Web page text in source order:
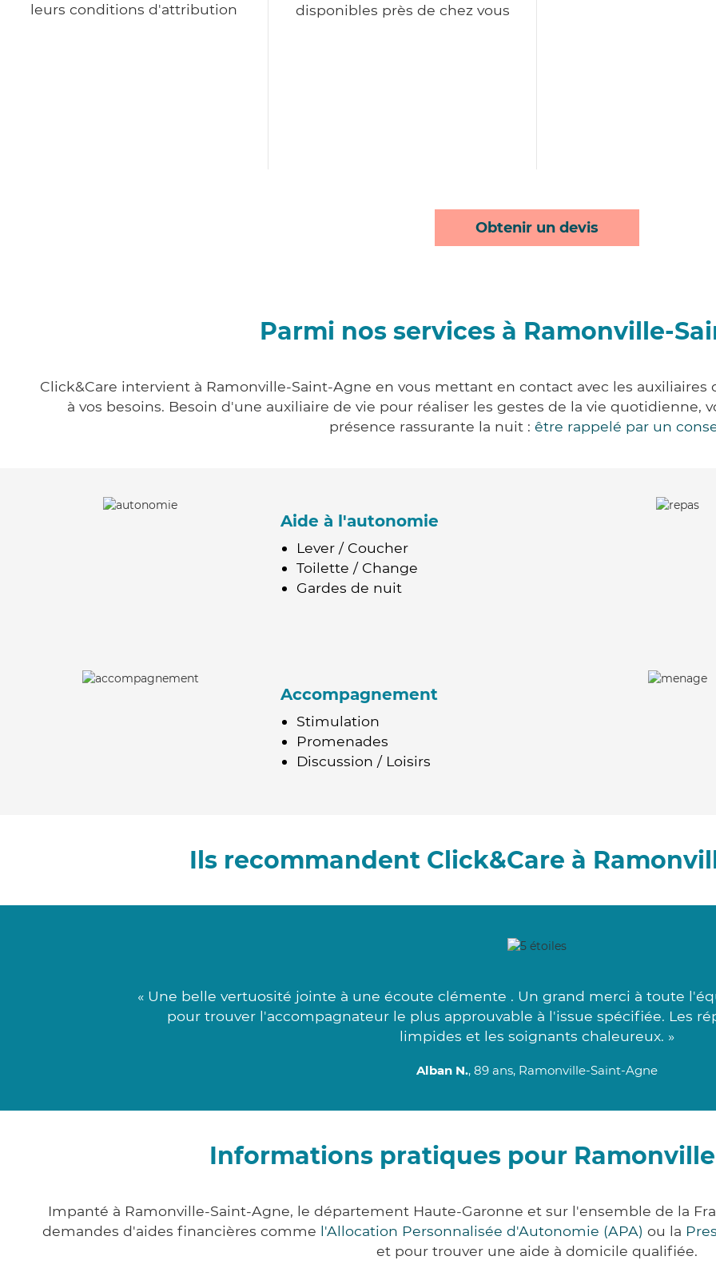
leurs conditions d'attribution
disponibles près de chez vous
Obtenir un devis
Parmi nos services à Ramonville-
Click&Care intervient à Ramonville-Saint-Agne en vous mettant en contact avec les
à vos besoins. Besoin d'une auxiliaire de vie pour réaliser les gestes de la vie
présence rassurante la nuit : être rappelé par un
Aide à l'autonomie
Lever / Coucher
Toilette / Change
Gardes de nuit
Accompagnement
Stimulation
Promenades
Discussion / Loisirs
Ils recommandent Click&Care à
« Une belle vertuosité jointe à une écoute clémente . Un grand merci à toute
pour trouver l'accompagnateur le plus approuvable à l'issue spécifiée. Les
limpides et les soignants chaleureux. »
Alban N., 89 ans, Ramonville-Saint-Agne
Informations pratiques pour
Impanté à Ramonville-Saint-Agne, le département Haute-Garonne et sur l'ensemble de la
demandes d'aides financières comme l'Allocation Personnalisée d'Autonomie (APA) ou la
et pour trouver une aide à domicile qualifiée.